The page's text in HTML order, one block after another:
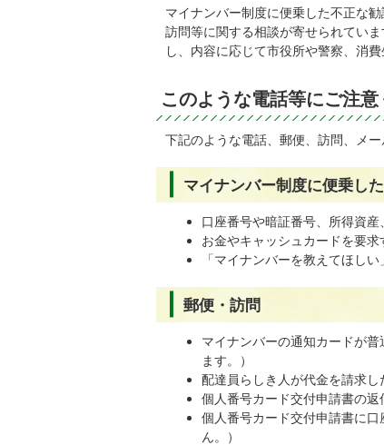
マイナンバー制度に便乗した不正な
訪問等に関する相談が寄せられてい
し、内容に応じて市役所や警察、消
このような電話等にご注
下記のような電話、郵便、訪問、メ
マイナンバー制度に便乗し
口座番号や暗証番号、所得資産
お金やキャッシュカードを要求
「マイナンバーを教えてほし
郵便・訪問
マイナンバーの通知カードが
ます。）
配達員らしき人が代金を請求し
個人番号カード交付申請書の返
個人番号カード交付申請書に
ん。）